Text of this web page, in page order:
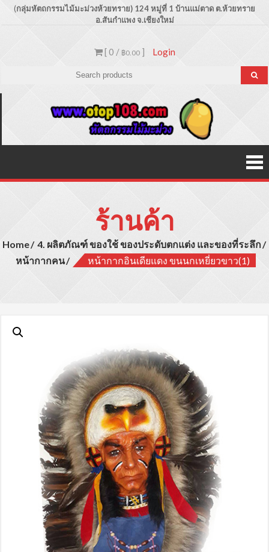
Skip(กลุ่มหัตถกรรมไม้มะม่วงห้วยทราย) 124 หมู่ที่ 1 บ้านแม่ตาด ต.ห้วยทราย
อ.สันกำแพง จ.เชียงใหม่
[ 0 / ฿0.00] Login
ประเภท
ผลิตภัณฑ์
สินค้าไม้
มะม่วง
ร้านค้า
Home
4. ผลิตภัณฑ์ ของใช้ ของประดับตกแต่ง และของที่ระลึก
หน้ากากคน
หน้ากากอินเดียแดง ขนนกเหยี่ยวขาว(1)